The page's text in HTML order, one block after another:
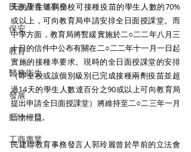
民政及青年事務
保安
教育
醫務衛生
發展
動物權益
工商專業
天的學生達到全校可接種疫苗的學生人數的70%
或以上，可向教育局申請安排全日面授課堂。而
中學方面，教育局將暫緩實施於二○二二年八月三
十日的信件中公布有關在二○二二年十一月一日起
實施的接種率要求。現時的全日面授課堂的安排
（即全校或該個別級別已完成接種兩劑疫苗並超
過14天的學生人數達百分之90或以上可向教育局
提出申請全日面授課堂）將維持至二○二三年一月
三十一日。
民建聯教育事務發言人郭玲麗曾於早前的立法會